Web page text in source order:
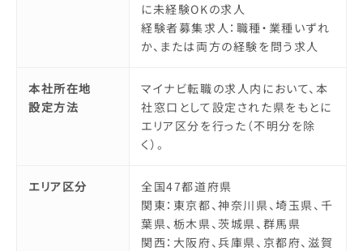
に未経験OKの求人
経験者募集求人：職種・業種いずれ
か、または両方の経験を問う求人
本社所在地
設定方法
マイナビ転職の求人内において、本
社窓口として設定された県をもとに
エリア区分を行った（不明分を除
く）。
エリア区分
全国47都道府県
関東：東京都、神奈川県、埼玉県、千
葉県、栃木県、茨城県、群馬県
関西：大阪府、兵庫県、京都府、滋賀